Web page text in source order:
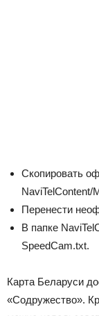
Скопировать
NaviTelContent/
Перенести
В папке
SpeedCam.txt.
Карта Беларуси
«Содружество».